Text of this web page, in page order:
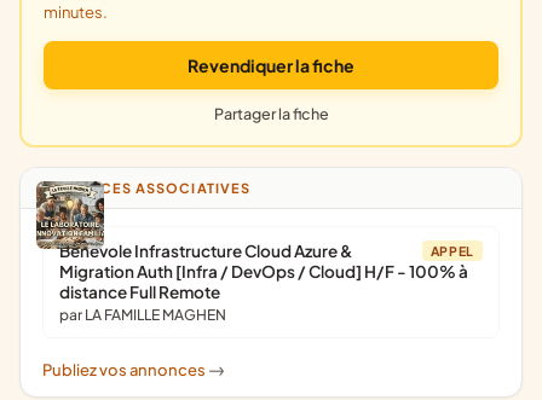
minutes.
Revendiquer la fiche
Partager la fiche
ANNONCES ASSOCIATIVES
APPEL
Bénévole Infrastructure Cloud Azure &
Migration Auth [Infra / DevOps / Cloud] H/F - 100% à
distance Full Remote
par LA FAMILLE MAGHEN
Publiez vos annonces ->